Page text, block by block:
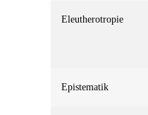
Eleutherotropie
Epistematik